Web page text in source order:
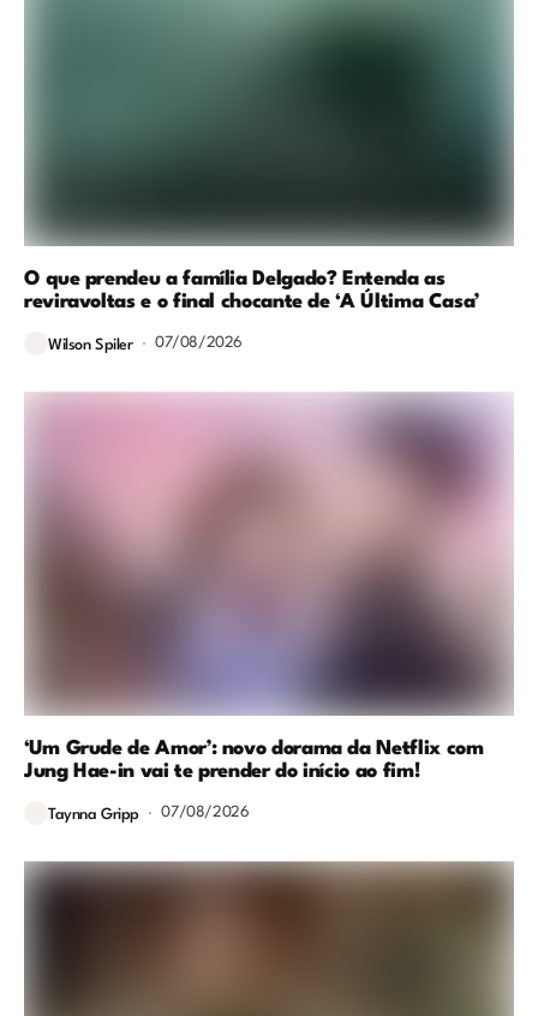
O que prendeu a família Delgado? Entenda as
reviravoltas e o final chocante de ‘A Última Casa’
Wilson Spiler 07/08/2026
‘Um Grude de Amor’: novo dorama da Netflix com
Jung Hae-in vai te prender do início ao fim!
Taynna Gripp 07/08/2026